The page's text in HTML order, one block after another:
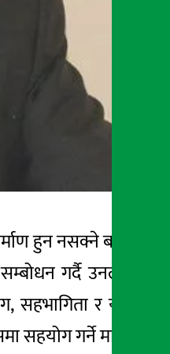
हुन नसक्ने बताएका
गर्दै उनले
र योगदान
गर्ने मात्र हो ।’